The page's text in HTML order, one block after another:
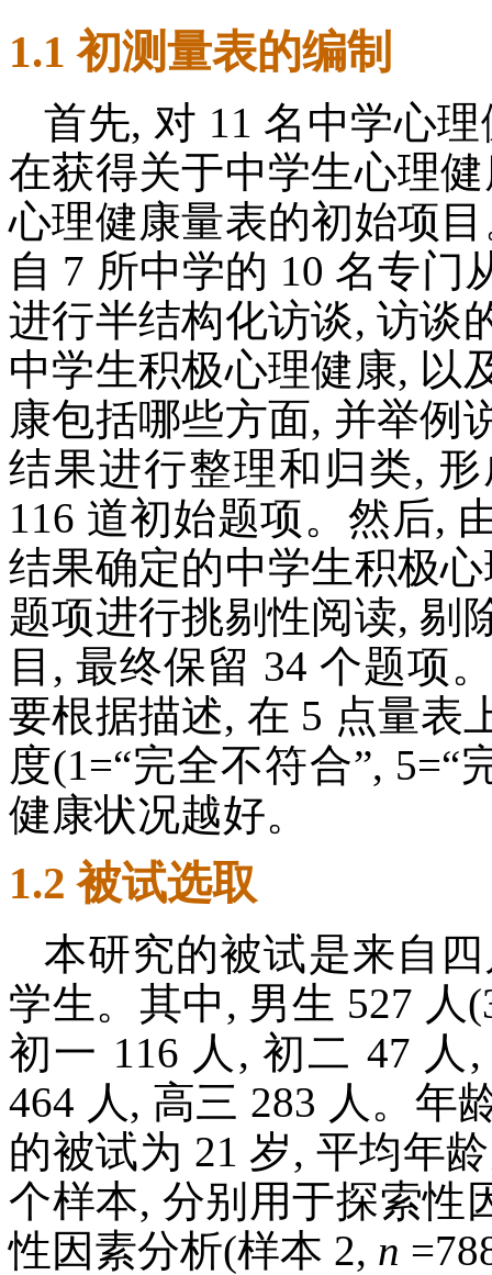
1.1 初测量表的编制
首先, 对 11 名中学心
在获得关于中学生心理
心理健康量表的初始项
自 7 所中学的 10 名专
进行半结构化访谈, 访谈
中学生积极心理健康, 以
康包括哪些方面, 并举例
结果进行整理和归类,
116 道初始题项。然后,
结果确定的中学生积极
题项进行挑剔性阅读, 剔
目, 最终保留 34 个题项
要根据描述, 在 5 点量表
度(1=“完全不符合”,
健康状况越好。
1.2 被试选取
本研究的被试是来自
学生。其中, 男生 527 人
初一 116 人, 初二 47 人
464 人, 高三 283 人。年
的被试为 21 岁, 平均年
个样本, 分别用于探索性
性因素分析(样本 2, n